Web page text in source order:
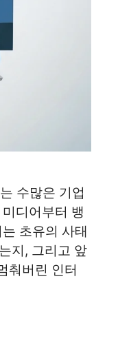
수많은 기업
디어부터 뱅
초유의 사태
지, 그리고 앞
춰버린 인터